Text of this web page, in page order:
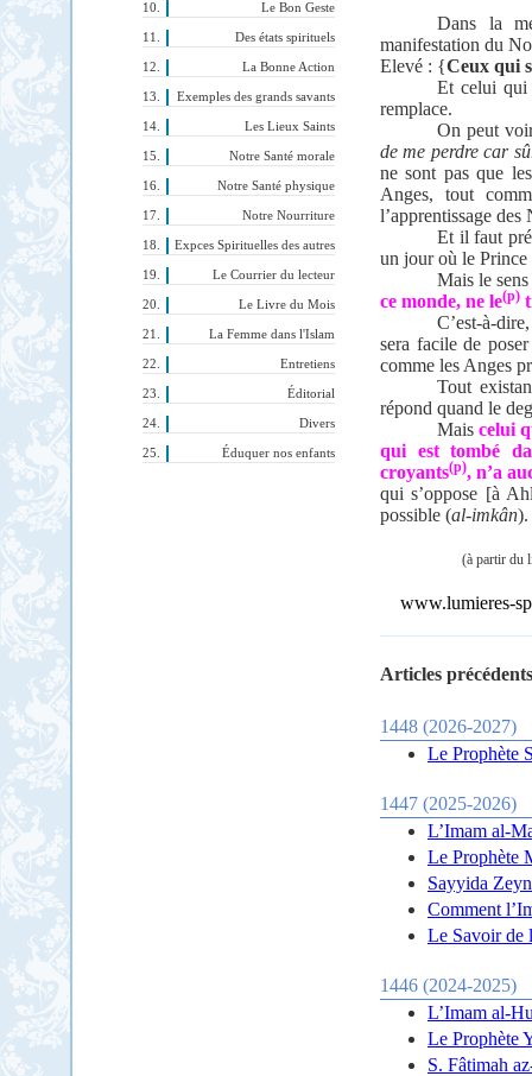
Le Bon Geste
Des états spirituels
La Bonne Action
Exemples des grands savants
Les Lieux Saints
Notre Santé morale
Notre Santé physique
Notre Nourriture
Expces Spirituelles des autres
Le Courrier du lecteur
Le Livre du Mois
La Femme dans l'Islam
Entretiens
Éditorial
Divers
Éduquer nos enfants
Dans la
manifestation du
Elevé : {Ceux qui
Et celui qui
remplace.
On peut
de me perdre car
ne sont pas que
Anges, tout
l’apprentissage
Et il faut
un jour où le Prince
Mais le
ce monde, ne le(p)
C’est-à-
sera facile de
comme les Anges
Tout
répond quand le
Maiscelui
qui est tombé
croyants(p), n’a
qui s’oppose [à
possible (al-imkân).
(à partir du
www.lumieres-
Articles
1448 (2026-2027)
Le Prophète
1447 (2025-2026)
L’Imam al-
Le Prophète
Sayyida
Comment
Le Savoir de
1446 (2024-2025)
L’Imam al-
Le Prophète
S. Fâtimah